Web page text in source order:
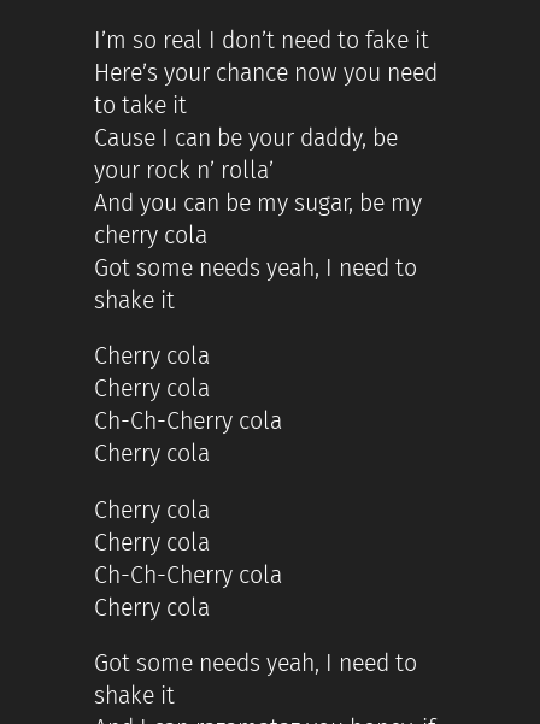
I’m so real I don’t need to fake it
Here’s your chance now you need
to take it
Cause I can be your daddy, be
your rock n’ rolla’
And you can be my sugar, be my
cherry cola
Got some needs yeah, I need to
shake it
Cherry cola
Cherry cola
Ch-Ch-Cherry cola
Cherry cola
Cherry cola
Cherry cola
Ch-Ch-Cherry cola
Cherry cola
Got some needs yeah, I need to
shake it